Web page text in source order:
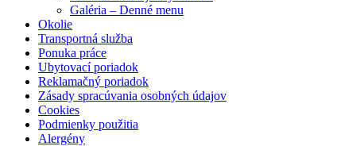
Galéria – Denné menu
Okolie
Transportná služba
Ponuka práce
Ubytovací poriadok
Reklamačný poriadok
Zásady spracúvania osobných údajov
Cookies
Podmienky použitia
Alergény